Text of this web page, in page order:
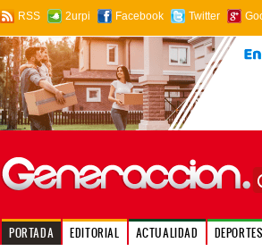
RSS 2urpi Facebook Twitter
PORTADA EDITORIAL ACTUALIDAD DEPORTES